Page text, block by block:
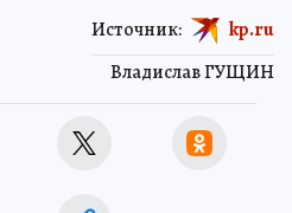
Владислав ГУЩИН
Источник: kp.ru